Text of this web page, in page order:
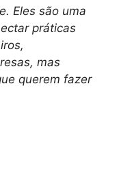
Eles são uma
práticas
mas
querem fazer